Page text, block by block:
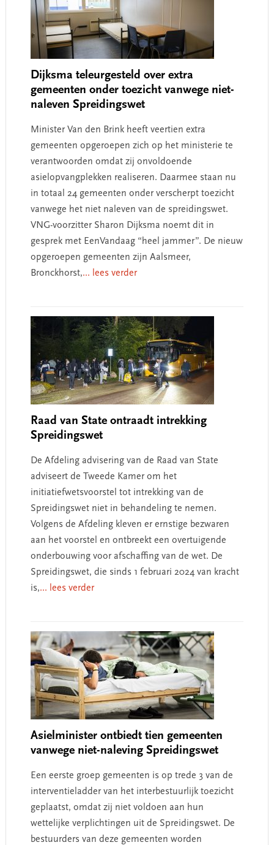
Dijksma teleurgesteld over extra
gemeenten onder toezicht vanwege niet-
naleven Spreidingswet
Minister Van den Brink heeft veertien extra
gemeenten opgeroepen zich op het ministerie te
verantwoorden omdat zij onvoldoende
asielopvangplekken realiseren. Daarmee staan nu
in totaal 24 gemeenten onder verscherpt toezicht
vanwege het niet naleven van de spreidingswet.
VNG-voorzitter Sharon Dijksma noemt dit in
gesprek met EenVandaag “heel jammer”. De nieuw
opgeroepen gemeenten zijn Aalsmeer,
Bronckhorst,... lees verder
Raad van State ontraadt intrekking
Spreidingswet
De Afdeling advisering van de Raad van State
adviseert de Tweede Kamer om het
initiatiefwetsvoorstel tot intrekking van de
Spreidingswet niet in behandeling te nemen.
Volgens de Afdeling kleven er ernstige bezwaren
aan het voorstel en ontbreekt een overtuigende
onderbouwing voor afschaffing van de wet. De
Spreidingswet, die sinds 1 februari 2024 van kracht
is,... lees verder
Asielminister ontbiedt tien gemeenten
vanwege niet-naleving Spreidingswet
Een eerste groep gemeenten is op trede 3 van de
interventieladder van het interbestuurlijk toezicht
geplaatst, omdat zij niet voldoen aan hun
wettelijke verplichtingen uit de Spreidingswet. De
bestuurders van deze gemeenten worden